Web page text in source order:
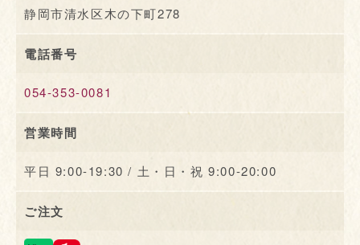
静岡市清水区木の下町278
電話番号
054-353-0081
営業時間
平日 9:00-19:30 / 土・日・祝 9:00-20:00
ご注文